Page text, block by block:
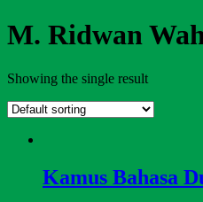
M. Ridwan
Showing the single result
Kamus Bahasa